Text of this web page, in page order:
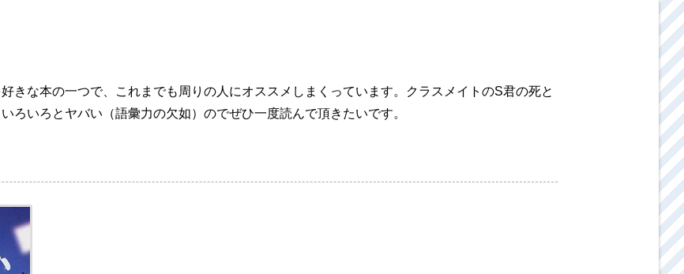
きな本の一つで、これまでも周りの人にオススメしまくっています。クラスメイトのS君の死と
ろいろとヤバい（語彙力の欠如）のでぜひ一度読んで頂きたいです。